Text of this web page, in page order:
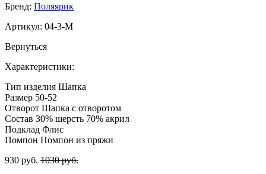
Бренд: Поляярик
Артикул: 04-3-M
Вернуться
Характеристики:
Тип изделия Шапка
Размер 50-52
Отворот Шапка с отворотом
Состав 30% шерсть 70% акрил
Подклад Флис
Помпон Помпон из пряжи
930 руб. 1030 руб.